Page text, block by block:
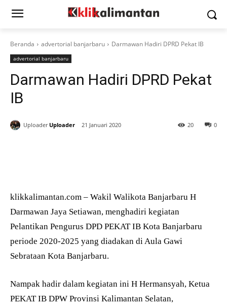
Beranda advertorial banjarbaru Darmawan Hadiri DPRD Pekat IB
advertorial banjarbaru
Darmawan Hadiri DPRD Pekat
IB
Uploader Uploader 21 Januari 2020 0
20
klikkalimantan.com – Wakil Walikota Banjarbaru H
Darmawan Jaya Setiawan, menghadiri kegiatan
Pelantikan Pengurus DPD PEKAT IB Kota Banjarbaru
periode 2020-2025 yang diadakan di Aula Gawi
Sebrataan Kota Banjarbaru.
Nampak hadir dalam kegiatan ini H Hermansyah, Ketua
PEKAT IB DPW Provinsi Kalimantan Selatan,